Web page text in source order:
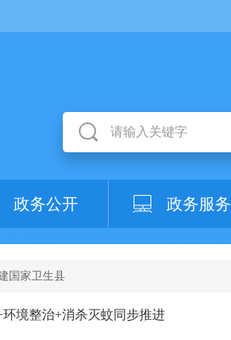
政务公开 政务服务
国家卫生县
境整治+消杀灭蚊同步推进